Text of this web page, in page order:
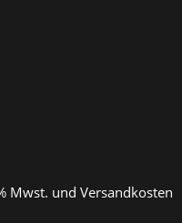
Mwst. und Versandkosten